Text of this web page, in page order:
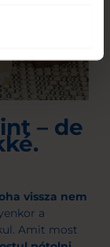
– de
vissza nem
a
Amit most